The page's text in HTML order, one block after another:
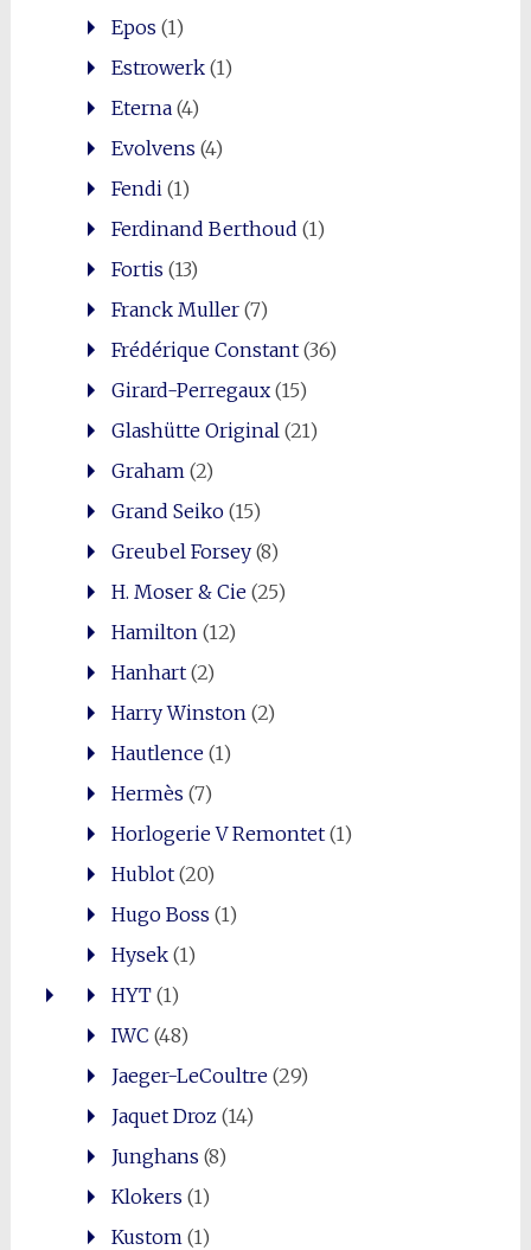
Epos (1)
Estrowerk(1)
Eterna(4)
Evolvens (4)
Fendi (1)
Ferdinand Berthoud (1)
Fortis (13)
Franck Muller(7)
Frédérique Constant(36)
Girard-Perregaux(15)
Glashütte Original (21)
Graham (2)
Grand Seiko(15)
Greubel Forsey(8)
H. Moser & Cie(25)
Hamilton (12)
Hanhart(2)
Harry Winston (2)
Hautlence(1)
Hermès (7)
Horlogerie V Remontet(1)
Hublot(20)
Hugo Boss (1)
Hysek(1)
HYT(1)
IWC (48)
Jaeger-LeCoultre(29)
Jaquet Droz (14)
Junghans (8)
Klokers (1)
Kustom (1)